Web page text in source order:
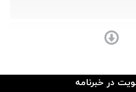
در خبرنامه